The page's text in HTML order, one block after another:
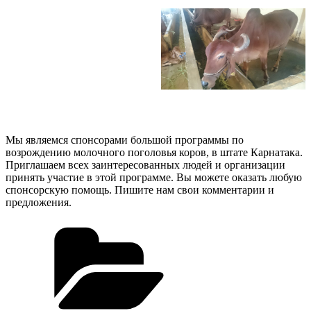
Мы являемся спонсорами большой программы по
возрождению молочного поголовья коров, в штате Карнатака.
Приглашаем всех заинтересованных людей и организации
принять участие в этой программе. Вы можете оказать любую
спонсорскую помощь. Пишите нам свои комментарии и
предложения.